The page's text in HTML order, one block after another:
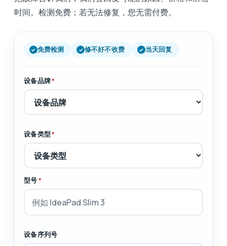
时间。检测免费；若无法修复，您无需付费。
免费检测 修不好不收费 当天回复
设备品牌*
设备类型*
型号*
设备序列号